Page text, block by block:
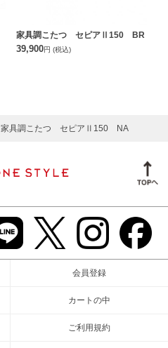
家具調こたつ セピアⅡ150 BR
39,900円 (税込)
家具調こたつ セピアⅡ150 NA
会員登録
カートの中
ご利用規約